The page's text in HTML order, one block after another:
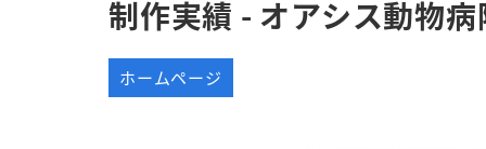
制作実績 - オアシス動物病
ホームページ